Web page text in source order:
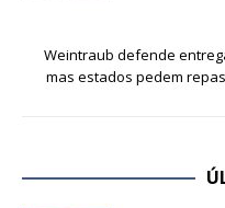
Weintraub defende
mas estados pedem